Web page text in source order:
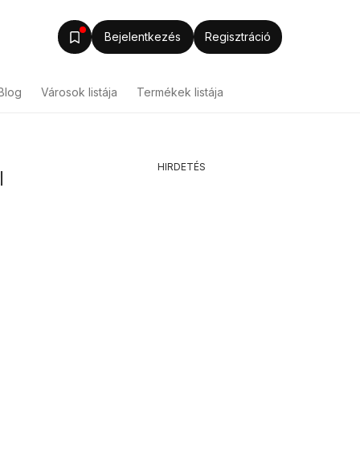
Bejelentkezés Regisztráció
Városok listája Termékek listája
HIRDETÉS